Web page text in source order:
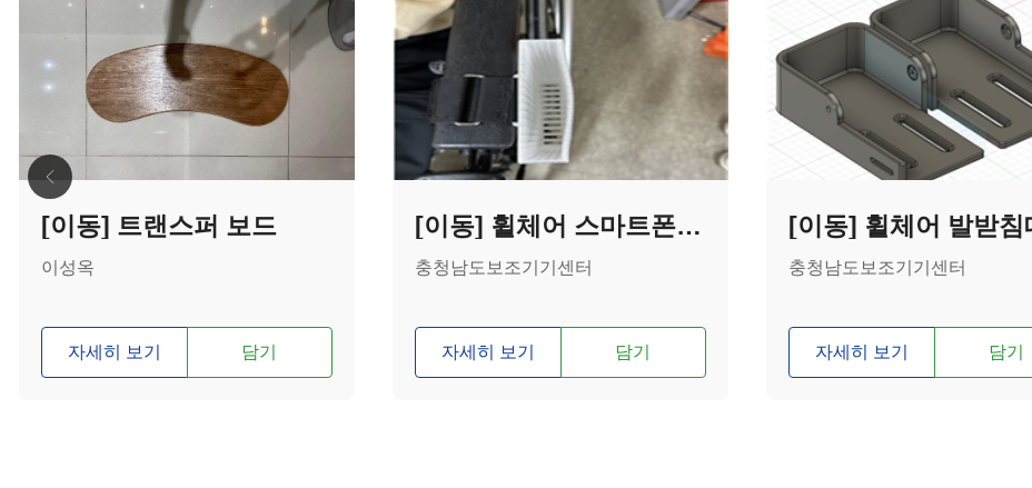
[이동] 트랜스퍼 보드
이성옥
자세히 보기 담기
[이동] 휠체어 스마트폰 보관대
충청남도보조기기센터
자세히 보기 담기
[이동] 휠체어 발받침
충청남도보조기기센터
자세히 보기 담기